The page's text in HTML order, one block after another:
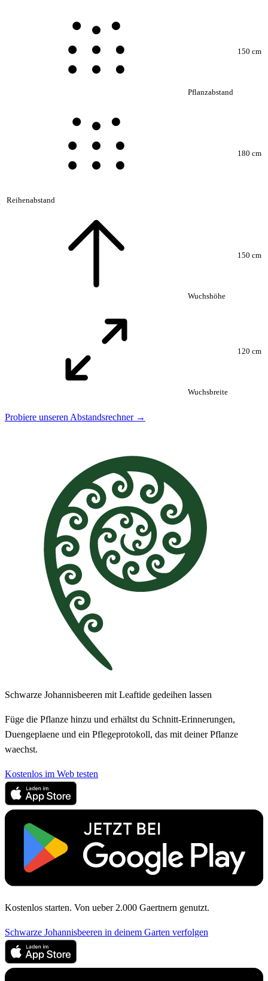
Pflanzabstand
150 cm
Reihenabstand
180 cm
Wuchshöhe
150 cm
Wuchsbreite
120 cm
Probiere unseren Abstandsrechner →
Schwarze Johannisbeeren mit Leaftide gedeihen lassen
Füge die Pflanze hinzu und erhältst du Schnitt-Erinnerungen,
Duengeplaene und ein Pflegeprotokoll, das mit deiner Pflanze
waechst.
Kostenlos im Web testen
Kostenlos starten. Von ueber 2.000 Gaertnern genutzt.
Schwarze Johannisbeeren in deinem Garten verfolgen